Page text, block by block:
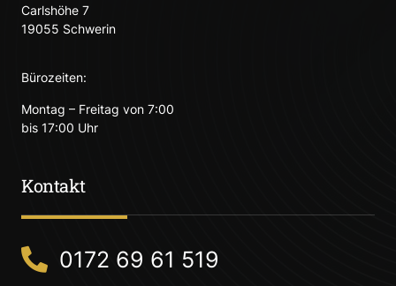
Carlshöhe 7
19055 Schwerin
Bürozeiten:
Montag – Freitag von 7:00
bis 17:00 Uhr
Kontakt
0172 69 61 519